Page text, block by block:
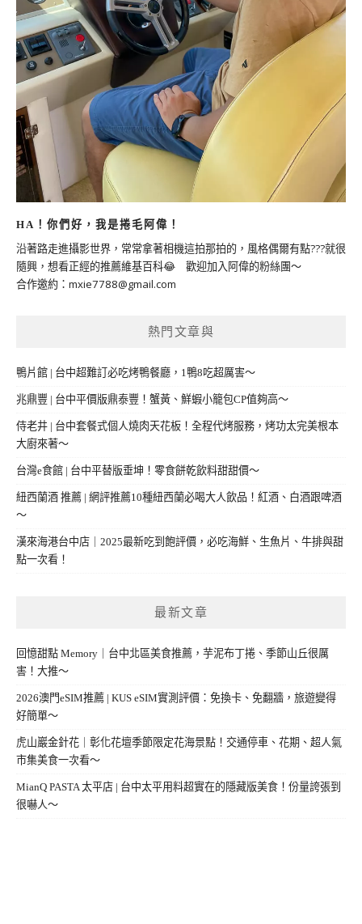
HA！你們好，我是捲毛阿偉！
沿著路走進攝影世界，常常拿著相機這拍那拍的，風格偶爾有點???就很
隨興，想看正經的推薦維基百科😂 歡迎加入阿偉的粉絲團～
合作邀約： mxie7788@gmail.com
熱門文章與
鴨片館 | 台中超難訂必吃烤鴨餐廳，1鴨8吃超厲害～
兆鼎豐 | 台中平價版鼎泰豐！蟹黃、鮮蝦小籠包CP值夠高～
侍老井 | 台中套餐式個人燒肉天花板！全程代烤服務，烤功太完美根本
大廚來著～
台灣e食館 | 台中平替版垂坤！零食餅乾飲料甜甜價～
紐西蘭酒 推薦 | 網評推薦10種紐西蘭必喝大人飲品！紅酒、白酒跟啤酒
～
漢來海港台中店｜2025最新吃到飽評價，必吃海鮮、生魚片、牛排與甜
點一次看！
最新文章
回憶甜點 Memory｜台中北區美食推薦，芋泥布丁捲、季節山丘很厲
害！大推～
2026澳門eSIM推薦 | KUS eSIM實測評價：免換卡、免翻牆，旅遊變得
好簡單～
虎山巖金針花｜彰化花壇季節限定花海景點！交通停車、花期、超人氣
市集美食一次看～
MianQ PASTA 太平店 | 台中太平用料超實在的隱藏版美食！份量誇張到
很嚇人～